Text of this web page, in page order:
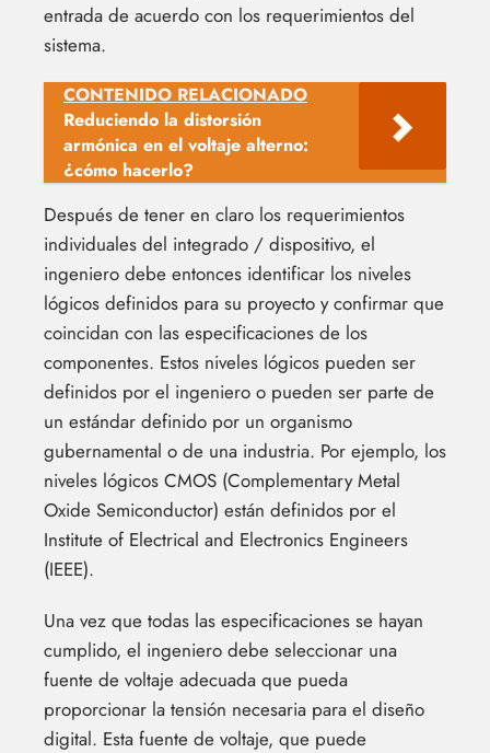
entrada de acuerdo con los requerimientos del
sistema.
CONTENIDO RELACIONADO
Reduciendo la distorsión
armónica en el voltaje alterno:
¿cómo hacerlo?
Después de tener en claro los requerimientos
individuales del integrado / dispositivo, el
ingeniero debe entonces identificar los niveles
lógicos definidos para su proyecto y confirmar que
coincidan con las especificaciones de los
componentes. Estos niveles lógicos pueden ser
definidos por el ingeniero o pueden ser parte de
un estándar definido por un organismo
gubernamental o de una industria. Por ejemplo, los
niveles lógicos CMOS (Complementary Metal
Oxide Semiconductor) están definidos por el
Institute of Electrical and Electronics Engineers
(IEEE).
Una vez que todas las especificaciones se hayan
cumplido, el ingeniero debe seleccionar una
fuente de voltaje adecuada que pueda
proporcionar la tensión necesaria para el diseño
digital. Esta fuente de voltaje, que puede